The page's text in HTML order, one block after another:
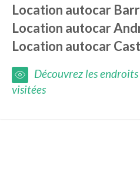
Location autocar
Location autocar
Location autocar
Découvrez les
visitées